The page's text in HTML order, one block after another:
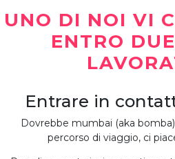
UNO DI NOI VI
ENTRO
Entrare in
Dovrebbe mumbai (aka
percorso di viaggio, ci